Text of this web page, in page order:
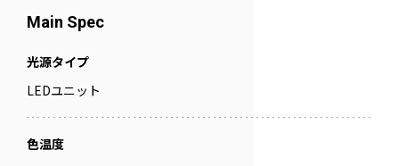
Main Spec
光源タイプ
LEDユニット
色温度